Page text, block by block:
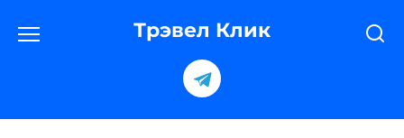
содержанию
Трэвел Клик